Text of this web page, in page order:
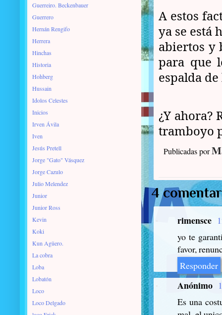
A estos
ya se está
abiertos y
para que
espalda
¿Y ahora?
tramboyo
Publicadas por
4
rimensce
yo te
favor,
Responder
Anónimo
Es una
Guerreiro. Beckenbauer
Guerrero
Hernán Rengifo
Herrera
Hinchas
Historia
Hohberg
Hussain
Idolos Celestes
Inicios
Irven Ávila
Iven
Jesús Pretell
Jorge "Gato" Vásquez
Jorge Cazulo
Julio Melendez
Junior
Junior Ross
Kevin
Koki
Kun Agüero.
La cobra
Loba
Lobatón
Loco
Loco Delgado